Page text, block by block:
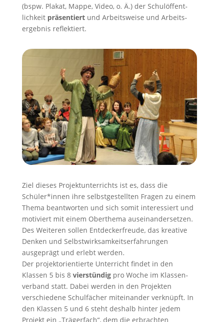
(bspw. Plakat, Mappe, Video, o. Ä.) der Schulöffent­
lichkeit präsentiertund Arbeits­weise und Arbeits­
ergebnis reflektiert.
Ziel dieses Projekt­unterrichts ist es, dass die
Schüler*innen ihre selbstgestellten Fragen zu einem
Thema beantworten und sich somit interessiert und
motiviert mit einem Ober­thema auseinander­setzen.
Des Weiteren sollen Entdecker­freude, das kreative
Denken und Selbst­wirksam­keit­serfahrungen
ausgeprägt und erlebt werden.
Der projekt­orientierte Unterricht findet in den
Klassen 5 bis 8 vierstündigpro Woche im Klassen­
verband statt. Dabei werden in den Projekten
verschiedene Schul­fächer miteinander verknüpft. In
den Klassen 5 und 6 steht deshalb hinter jedem
Projekt ein „Trägerfach“, dem die erbrachten